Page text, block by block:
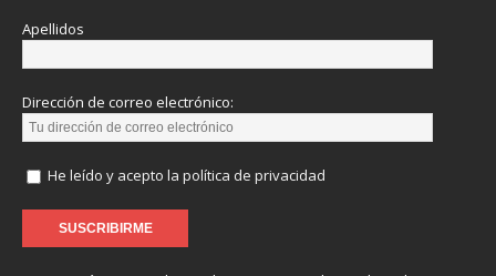
Apellidos
Dirección de correo electrónico:
He leído y acepto la política de privacidad